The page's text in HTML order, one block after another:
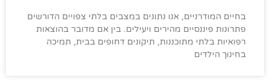
בחיים המודרניים, אנו נתונים במצבים בלתי צפויים הדורשים
פתרונות פיננסיים מהירים ויעילים. בין אם מדובר בהוצאות
רפואיות בלתי מתוכננות, תיקונים דחופים בבית, תמיכה
בחינוך הילדים